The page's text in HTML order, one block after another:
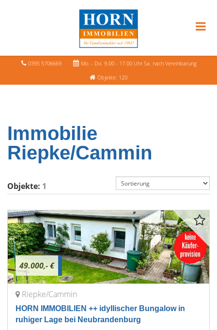
0395 5706669
Mo. - Do. 9.00 - 17.00 Uhr Sa. nach Vereinbarung
Objekte: 120
Immobilie
Riepke/Cammin
Objekte: 1
49.000,- €
Riepke/Cammin
HORN IMMOBILIEN ++ idyllischer Bungalow in
ruhiger Lage bei Neubrandenburg